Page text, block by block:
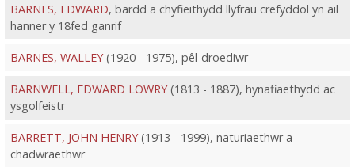
BARNES, EDWARD, bardd a chyfieithydd llyfrau crefyddol yn ail
hanner y 18fed ganrif
BARNES, WALLEY(1920 - 1975), pêl-droediwr
BARNWELL, EDWARD LOWRY(1813 - 1887), hynafiaethydd ac
ysgolfeistr
BARRETT, JOHN HENRY(1913 - 1999), naturiaethwr a
chadwraethwr